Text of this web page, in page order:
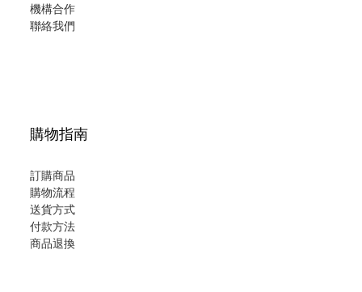
機構合作
聯絡我們
購物指南
訂購商品
購物流程
送貨方式
付款方法
商品退換